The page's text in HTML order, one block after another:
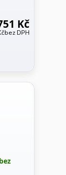
Kč
bez DPH